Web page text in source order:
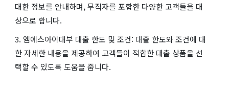
대한 정보를 안내하며, 무직자를 포함한 다양한 고객들을 대
상으로 합니다.
3. 엠에스아이대부 대출 한도 및 조건: 대출 한도와 조건에 대
한 자세한 내용을 제공하여 고객들이 적합한 대출 상품을 선
택할 수 있도록 도움을 줍니다.